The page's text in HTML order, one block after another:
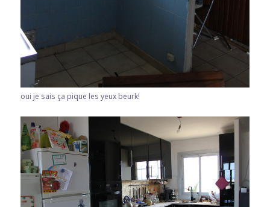
oui je sais ça pique les yeux beurk!